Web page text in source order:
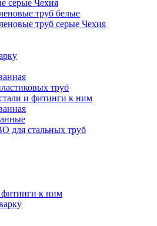
серые Чехия
труб белые
труб серые Чехия
труб
и фитинги к ним
для стальных труб
фитинги к ним